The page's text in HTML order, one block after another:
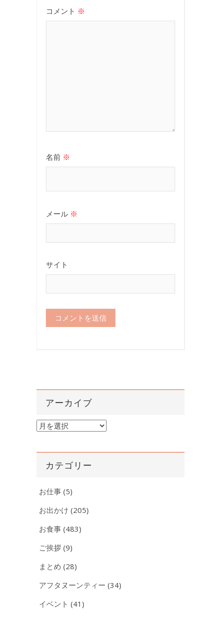
コメント ※
名前 ※
メール ※
サイト
アーカイブ
ア
カ
カテゴリー
お仕事 (5)
お出かけ (205)
お食事 (483)
ご挨拶 (9)
まとめ (28)
アフタヌーンティー (34)
イベント (41)